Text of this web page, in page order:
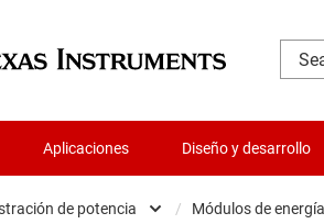
Aplicaciones Diseño y desarrollo
de potencia / Módulos de